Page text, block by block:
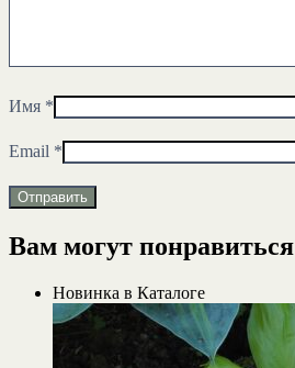
Имя *
Email *
Вам могут понравиться
Новинка в Каталоге